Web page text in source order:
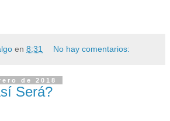
en 8:31 No hay comentarios:
de 2018
Será?